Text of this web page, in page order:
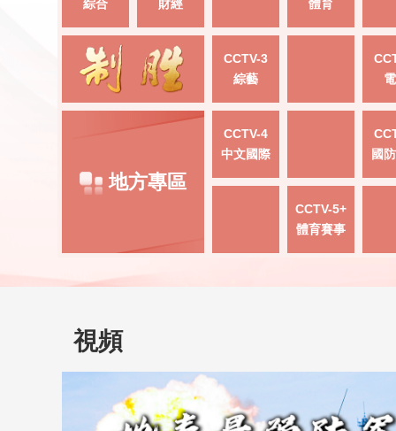
綜合 財經 體育
CCTV-3
綜藝
地方專區
CCTV-4
中文國際
國
CCTV-5+
體育賽事
視頻